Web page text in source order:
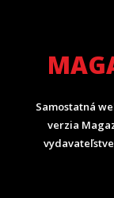
Samostatná
verzia